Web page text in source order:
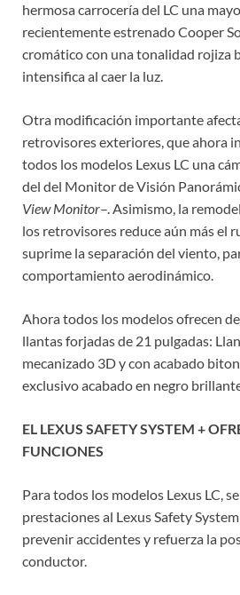
hermosa carrocería del LC una
recientemente estrenado Cooper
cromático con una tonalidad rojiza
intensifica al caer la luz.
Otra modificación importante
retrovisores exteriores, que ahora
todos los modelos Lexus LC una
del del Monitor de Visión
View Monitor–. Asimismo, la
los retrovisores reduce aún más el
suprime la separación del viento,
comportamiento aerodinámico.
Ahora todos los modelos ofrecen
llantas forjadas de 21 pulgadas:
mecanizado 3D y con acabado
exclusivo acabado en negro
EL LEXUS SAFETY SYSTEM +
FUNCIONES
Para todos los modelos Lexus LC,
prestaciones al Lexus Safety
prevenir accidentes y refuerza la
conductor.